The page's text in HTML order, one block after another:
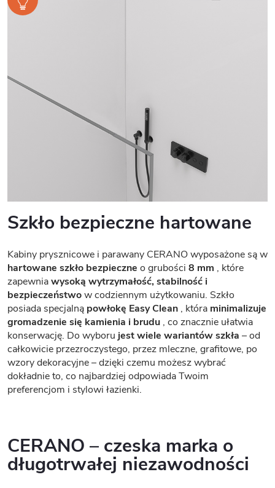
Szkło bezpieczne hartowane
Kabiny prysznicowe i parawany CERANO wyposażone są w
hartowane szkło bezpieczne o grubości 8 mm , które
zapewniawysoką wytrzymałość, stabilność i
bezpieczeństwow codziennym użytkowaniu. Szkło
posiada specjalną powłokę Easy Clean , która minimalizuje
gromadzenie się kamienia i brudu , co znacznie ułatwia
konserwację. Do wyboru jest wiele wariantów szkła – od
całkowicie przezroczystego, przez mleczne, grafitowe, po
wzory dekoracyjne – dzięki czemu możesz wybrać
dokładnie to, co najbardziej odpowiada Twoim
preferencjom i stylowi łazienki.
CERANO – czeska marka o
długotrwałej niezawodności